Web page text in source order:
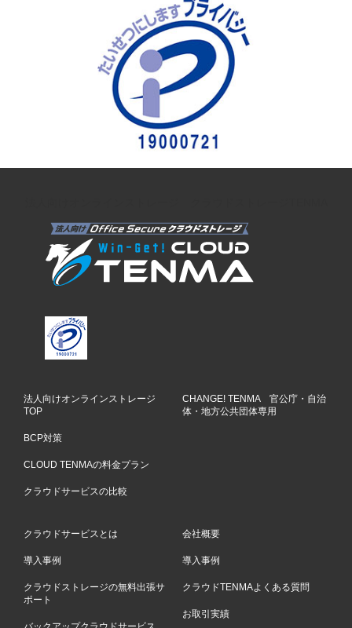
法人向けオンラインストレージ
TOP
BCP対策
CLOUD TENMAの料金プラン
クラウドサービスの比較
CHANGE! TENMA 官公庁・自治
体・地方公共団体専用
クラウドサービスとは
導入事例
クラウドストレージの無料出張サ
ポート
会社概要
導入事例
クラウドTENMAよくある質問
お取引実績